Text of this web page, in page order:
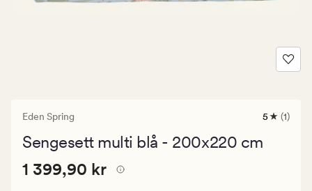
Eden Spring
1
med
5 (1)
Sengesett multi blå - 200x220 cm
Pris
Pris 1 399,90 kr
1 399,90 kr